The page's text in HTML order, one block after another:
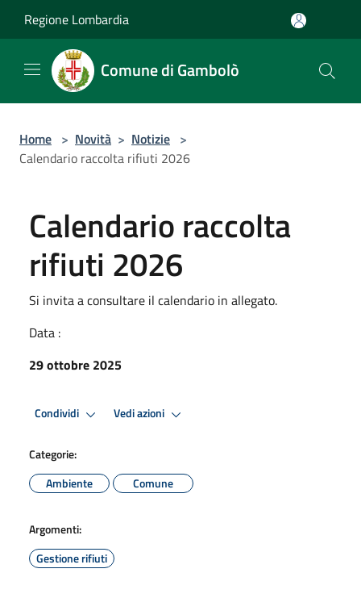
Regione Lombardia
Comune di Gambolò
Home > Novità > Notizie >
Calendario raccolta rifiuti 2026
Calendario raccolta
rifiuti 2026
Si invita a consultare il calendario in allegato.
Data :
29 ottobre 2025
Condividi Vedi azioni
Categorie:
Ambiente
Comune
Argomenti:
Gestione rifiuti